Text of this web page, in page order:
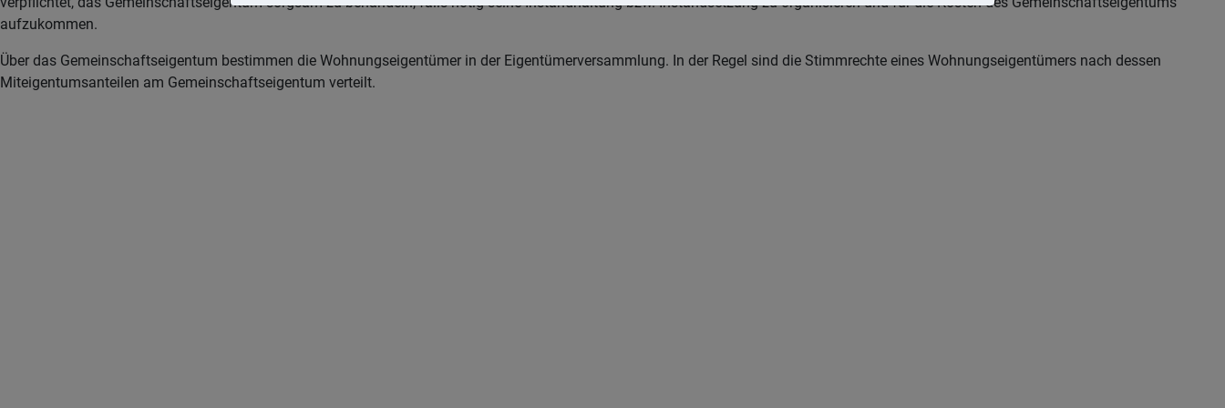
aufzukommen.
Über das Gemeinschaftseigentum bestimmen die Wohnungseigentümer in der Eigentümerversammlung. In der Regel sind die Stimmrechte eines Wohnungseigentümers nach dessen
Miteigentumsanteilen am Gemeinschaftseigentum verteilt.